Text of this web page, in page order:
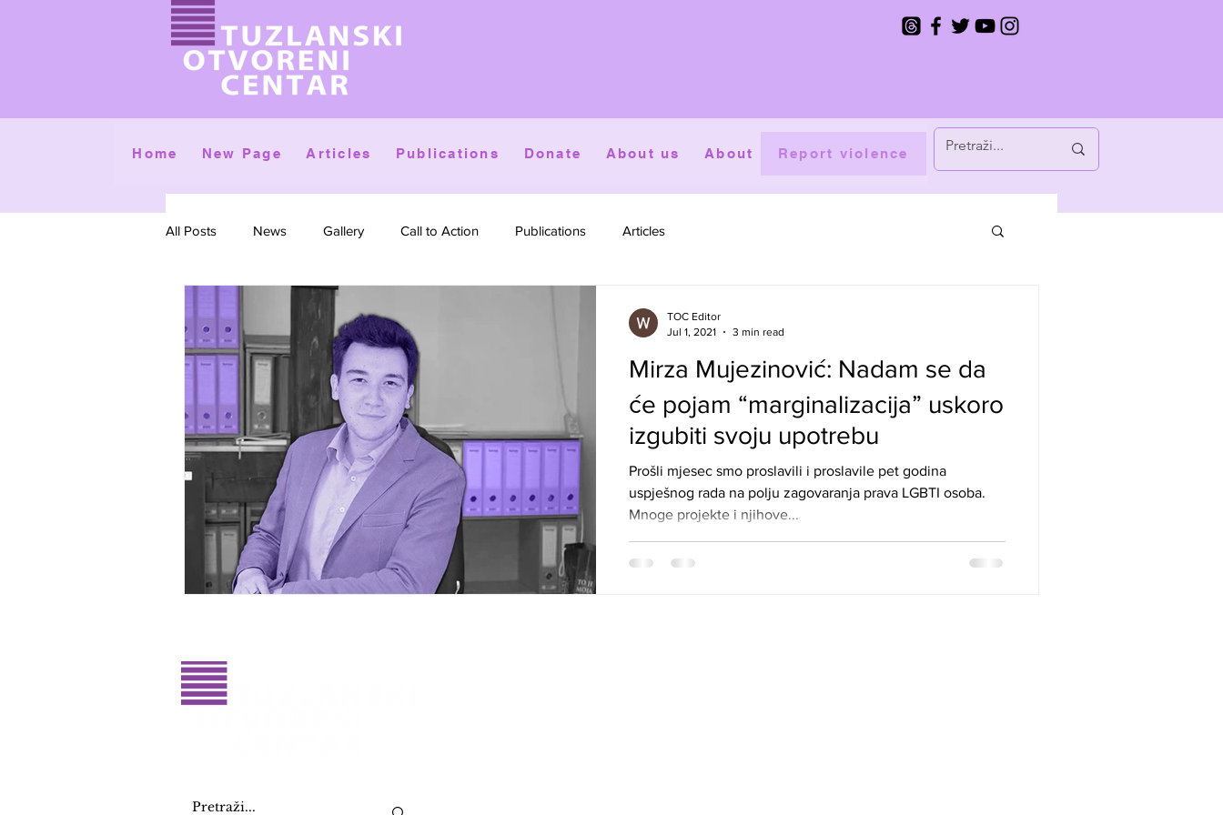
Home New Page Articles Publications Donate About us About Report violence
All Posts News Gallery Call to Action Publications Articles
Mirza Mujezinović: Nadam se da
će pojam “marginalizacija” uskoro
izgubiti svoju upotrebu
Prošli mjesec smo proslavili i proslavile pet godina
uspješnog rada na polju zagovaranja prava LGBTI osoba.
Mnoge projekte i njihove...
TOC Editor
Jul 1, 2021
3 min read